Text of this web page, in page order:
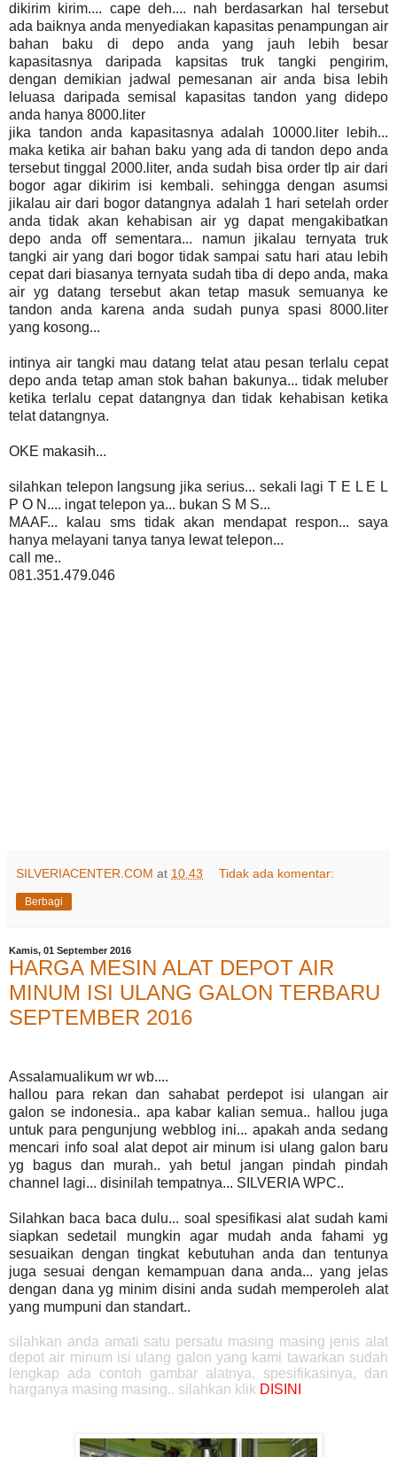
dikirim kirim.... cape deh.... nah berdasarkan hal tersebut
ada baiknya anda menyediakan kapasitas penampungan air
bahan baku di depo anda yang jauh lebih besar
kapasitasnya daripada kapsitas truk tangki pengirim,
dengan demikian jadwal pemesanan air anda bisa lebih
leluasa daripada semisal kapasitas tandon yang didepo
anda hanya 8000.liter
jika tandon anda kapasitasnya adalah 10000.liter lebih...
maka ketika air bahan baku yang ada di tandon depo anda
tersebut tinggal 2000.liter, anda sudah bisa order tlp air dari
bogor agar dikirim isi kembali. sehingga dengan asumsi
jikalau air dari bogor datangnya adalah 1 hari setelah order
anda tidak akan kehabisan air yg dapat mengakibatkan
depo anda off sementara... namun jikalau ternyata truk
tangki air yang dari bogor tidak sampai satu hari atau lebih
cepat dari biasanya ternyata sudah tiba di depo anda, maka
air yg datang tersebut akan tetap masuk semuanya ke
tandon anda karena anda sudah punya spasi 8000.liter
yang kosong...
intinya air tangki mau datang telat atau pesan terlalu cepat
depo anda tetap aman stok bahan bakunya... tidak meluber
ketika terlalu cepat datangnya dan tidak kehabisan ketika
telat datangnya.
OKE makasih...
silahkan telepon langsung jika serius... sekali lagi T E L E L
P O N.... ingat telepon ya... bukan S M S...
MAAF... kalau sms tidak akan mendapat respon... saya
hanya melayani tanya tanya lewat telepon...
call me..
081.351.479.046
SILVERIACENTER.COM at 10.43 Tidak ada komentar:
Berbagi
Kamis, 01 September 2016
HARGA MESIN ALAT DEPOT AIR
MINUM ISI ULANG GALON TERBARU
SEPTEMBER 2016
Assalamualikum wr wb....
hallou para rekan dan sahabat perdepot isi ulangan air
galon se indonesia.. apa kabar kalian semua.. hallou juga
untuk para pengunjung webblog ini... apakah anda sedang
mencari info soal alat depot air minum isi ulang galon baru
yg bagus dan murah.. yah betul jangan pindah pindah
channel lagi... disinilah tempatnya... SILVERIA WPC..
Silahkan baca baca dulu... soal spesifikasi alat sudah kami
siapkan sedetail mungkin agar mudah anda fahami yg
sesuaikan dengan tingkat kebutuhan anda dan tentunya
juga sesuai dengan kemampuan dana anda... yang jelas
dengan dana yg minim disini anda sudah memperoleh alat
yang mumpuni dan standart..
silahkan anda amati satu persatu masing masing jenis alat
depot air minum isi ulang galon yang kami tawarkan sudah
lengkap ada contoh gambar alatnya, spesifikasinya, dan
harganya masing masing.. silahkan klik DISINI